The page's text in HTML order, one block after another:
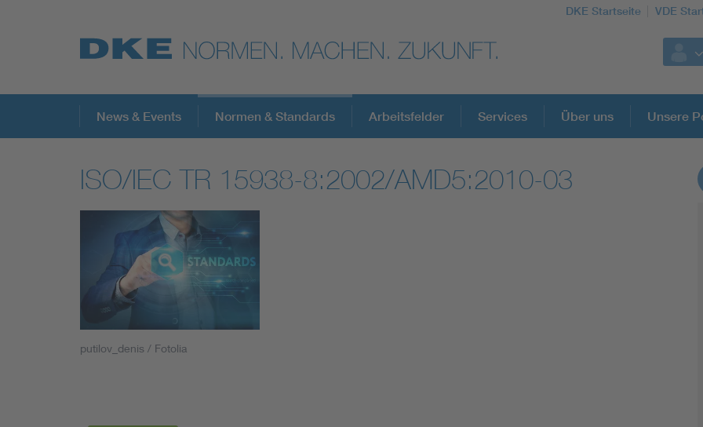
DKE Startseite VDE
Top-Themen
VDE Fokusthemen
Digital Security
Energy
DKE Fachinformationen im Kontext der
News & Events Normen & Standards Arbeitsfelder Services Über uns Unsere
ISO/IEC TR 15938-8:2002/AMD5:2010-03
putilov_denis / Fotolia